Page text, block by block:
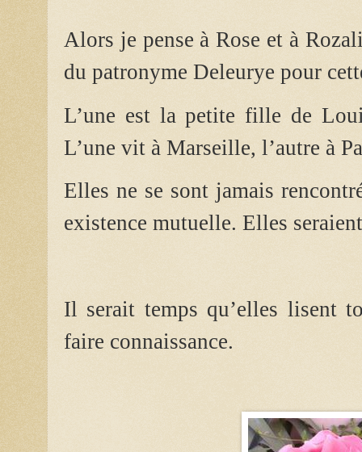
Alors je pense à Rose et à
du patronyme Deleurye pour
L’une est la petite fille de
L’une vit à Marseille, l’autre à
Elles ne se sont jamais
existence mutuelle. Elles
Il serait temps qu’elles lisent
faire connaissance.